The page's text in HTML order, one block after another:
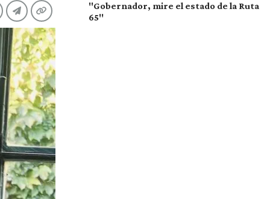
"Gobernador, mire el estado de la Ruta
65"